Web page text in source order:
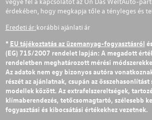
érdekében, hogy megkapja tőle a tényleges és
Eredeti ár:korábbi ajánlati ár
* EU tájékoztatás az üzemanyag-fogyasztásról
(EG) 715/2007 rendelet lapján: A megadott
rendeletben meghatározott mérési
Az adatok nem egy bizonyos autóra
részét az ajánlatnak, csupán az összehasonlítást
modellek között. Az extrafelszereltségek,
klímaberendezés, tetőcsomagtartó, szélesebb
fogyasztási és kibocsátási értékekhez vezetnek.